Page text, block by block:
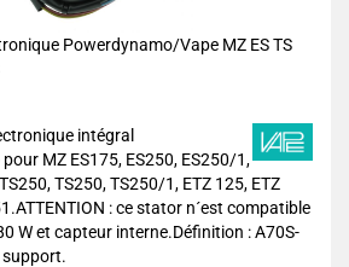
Powerdynamo/Vape MZ ES TS
intégral
MZ ES175, ES250, ES250/1,
TS250, TS250/1, ETZ 125, ETZ
: ce stator n´est compatible
W et capteur interne.Définition : A70S-
support.